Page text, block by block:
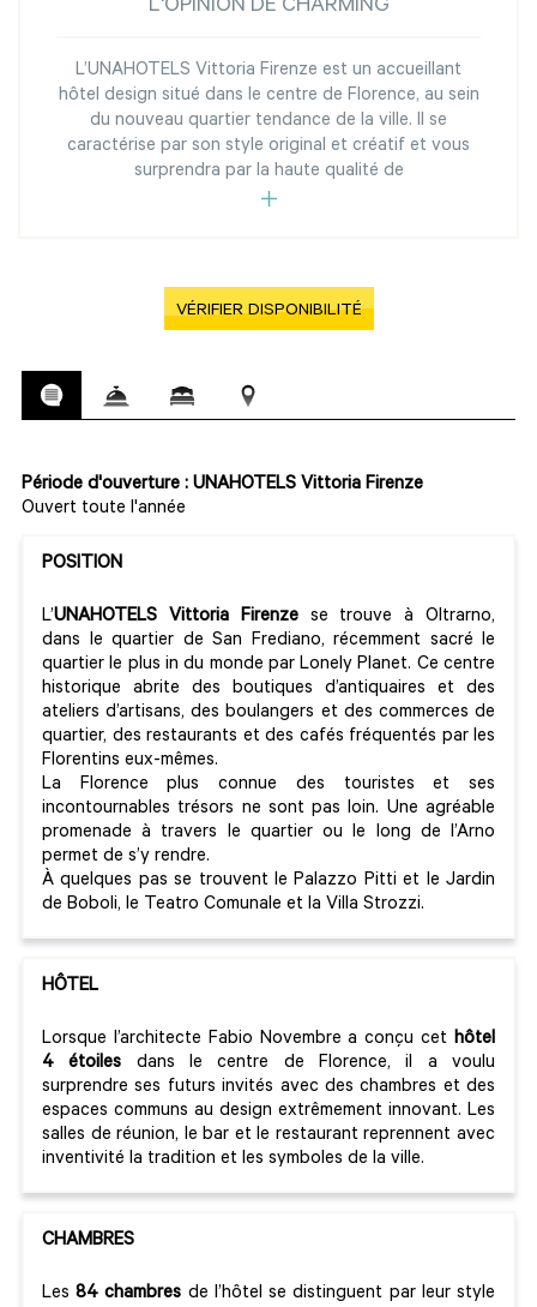
L'OPINION DE CHARMING
L’UNAHOTELS Vittoria Firenze est un accueillant
hôtel design situé dans le centre de Florence, au sein
du nouveau quartier tendance de la ville. Il se
caractérise par son style original et créatif et vous
surprendra par la haute qualité de
VÉRIFIER DISPONIBILITÉ
Période d'ouverture : UNAHOTELS Vittoria Firenze
Ouvert toute l'année
POSITION
L’UNAHOTELS Vittoria Firenzese trouve à Oltrarno,
dans le quartier de San Frediano, récemment sacré le
quartier le plus in du monde par Lonely Planet. Ce centre
historique abrite des boutiques d’antiquaires et des
ateliers d’artisans, des boulangers et des commerces de
quartier, des restaurants et des cafés fréquentés par les
Florentins eux-mêmes.
La Florence plus connue des touristes et ses
incontournables trésors ne sont pas loin. Une agréable
promenade à travers le quartier ou le long de l’Arno
permet de s’y rendre.
À quelques pas se trouvent le Palazzo Pitti et le Jardin
de Boboli, le Teatro Comunale et la Villa Strozzi.
HÔTEL
Lorsque l’architecte Fabio Novembre a conçu cet hôtel
4 étoiles dans le centre de Florence, il a voulu
surprendre ses futurs invités avec des chambres et des
espaces communs au design extrêmement innovant. Les
salles de réunion, le bar et le restaurant reprennent avec
inventivité la tradition et les symboles de la ville.
CHAMBRES
Les84 chambres de l’hôtel se distinguent par leur style